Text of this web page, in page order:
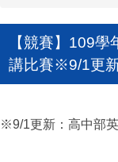
【競賽】109
講比賽※9/1更
※9/1更新：高中部